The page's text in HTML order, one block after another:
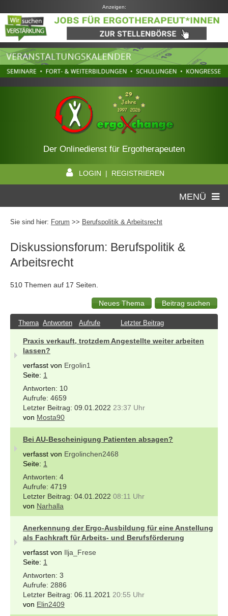
Anzeigen:
Der Onlinedienst für Ergotherapeuten
LOGIN | REGISTRIEREN
MENÜ
Sie sind hier: Forum >> Berufspolitik & Arbeitsrecht
Diskussionsforum: Berufspolitik &
Arbeitsrecht
510 Themen auf 17 Seiten.
Thema Antworten Aufrufe Letzter Beitrag
Praxis verkauft, trotzdem Angestellte weiter arbeiten
lassen?
verfasst von Ergolin1
Seite: 1
10
4659
09.01.2022 23:37 Uhr
von Mosta90
Bei AU-Bescheinigung Patienten absagen?
verfasst von Ergolinchen2468
Seite: 1
4
4719
04.01.2022 08:11 Uhr
von Narhalla
Anerkennung der Ergo-Ausbildung für eine Anstellung
als Fachkraft für Arbeits- und Berufsförderung
verfasst von Ilja_Frese
Seite: 1
3
2886
06.11.2021 20:55 Uhr
von Elin2409